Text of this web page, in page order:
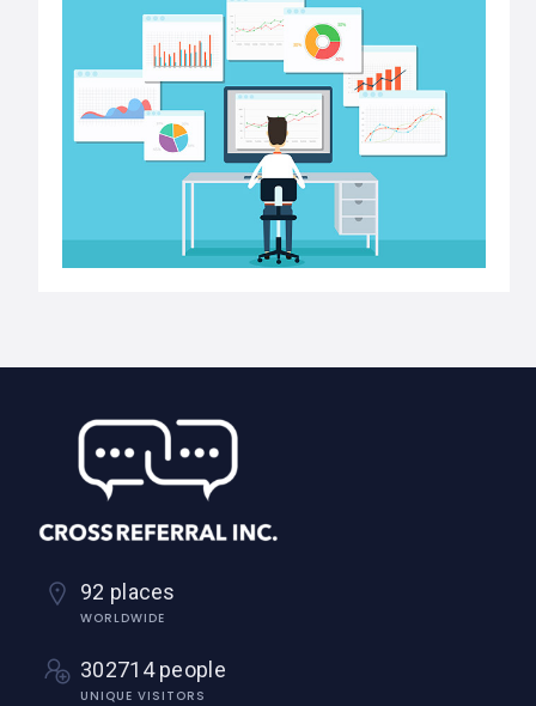
92 places
WORLDWIDE
302714 people
UNIQUE VISITORS